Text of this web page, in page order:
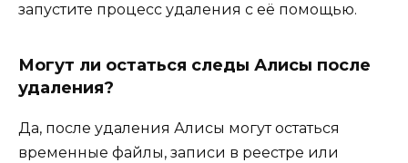
запустите процесс удаления с её помощью.
Могут ли остаться следы Алисы после
удаления?
Да, после удаления Алисы могут остаться
временные файлы, записи в реестре или